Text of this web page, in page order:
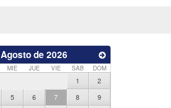
Agosto de 2026
MIE JUE VIE SAB DOM
1
2
5 6 7 8
9